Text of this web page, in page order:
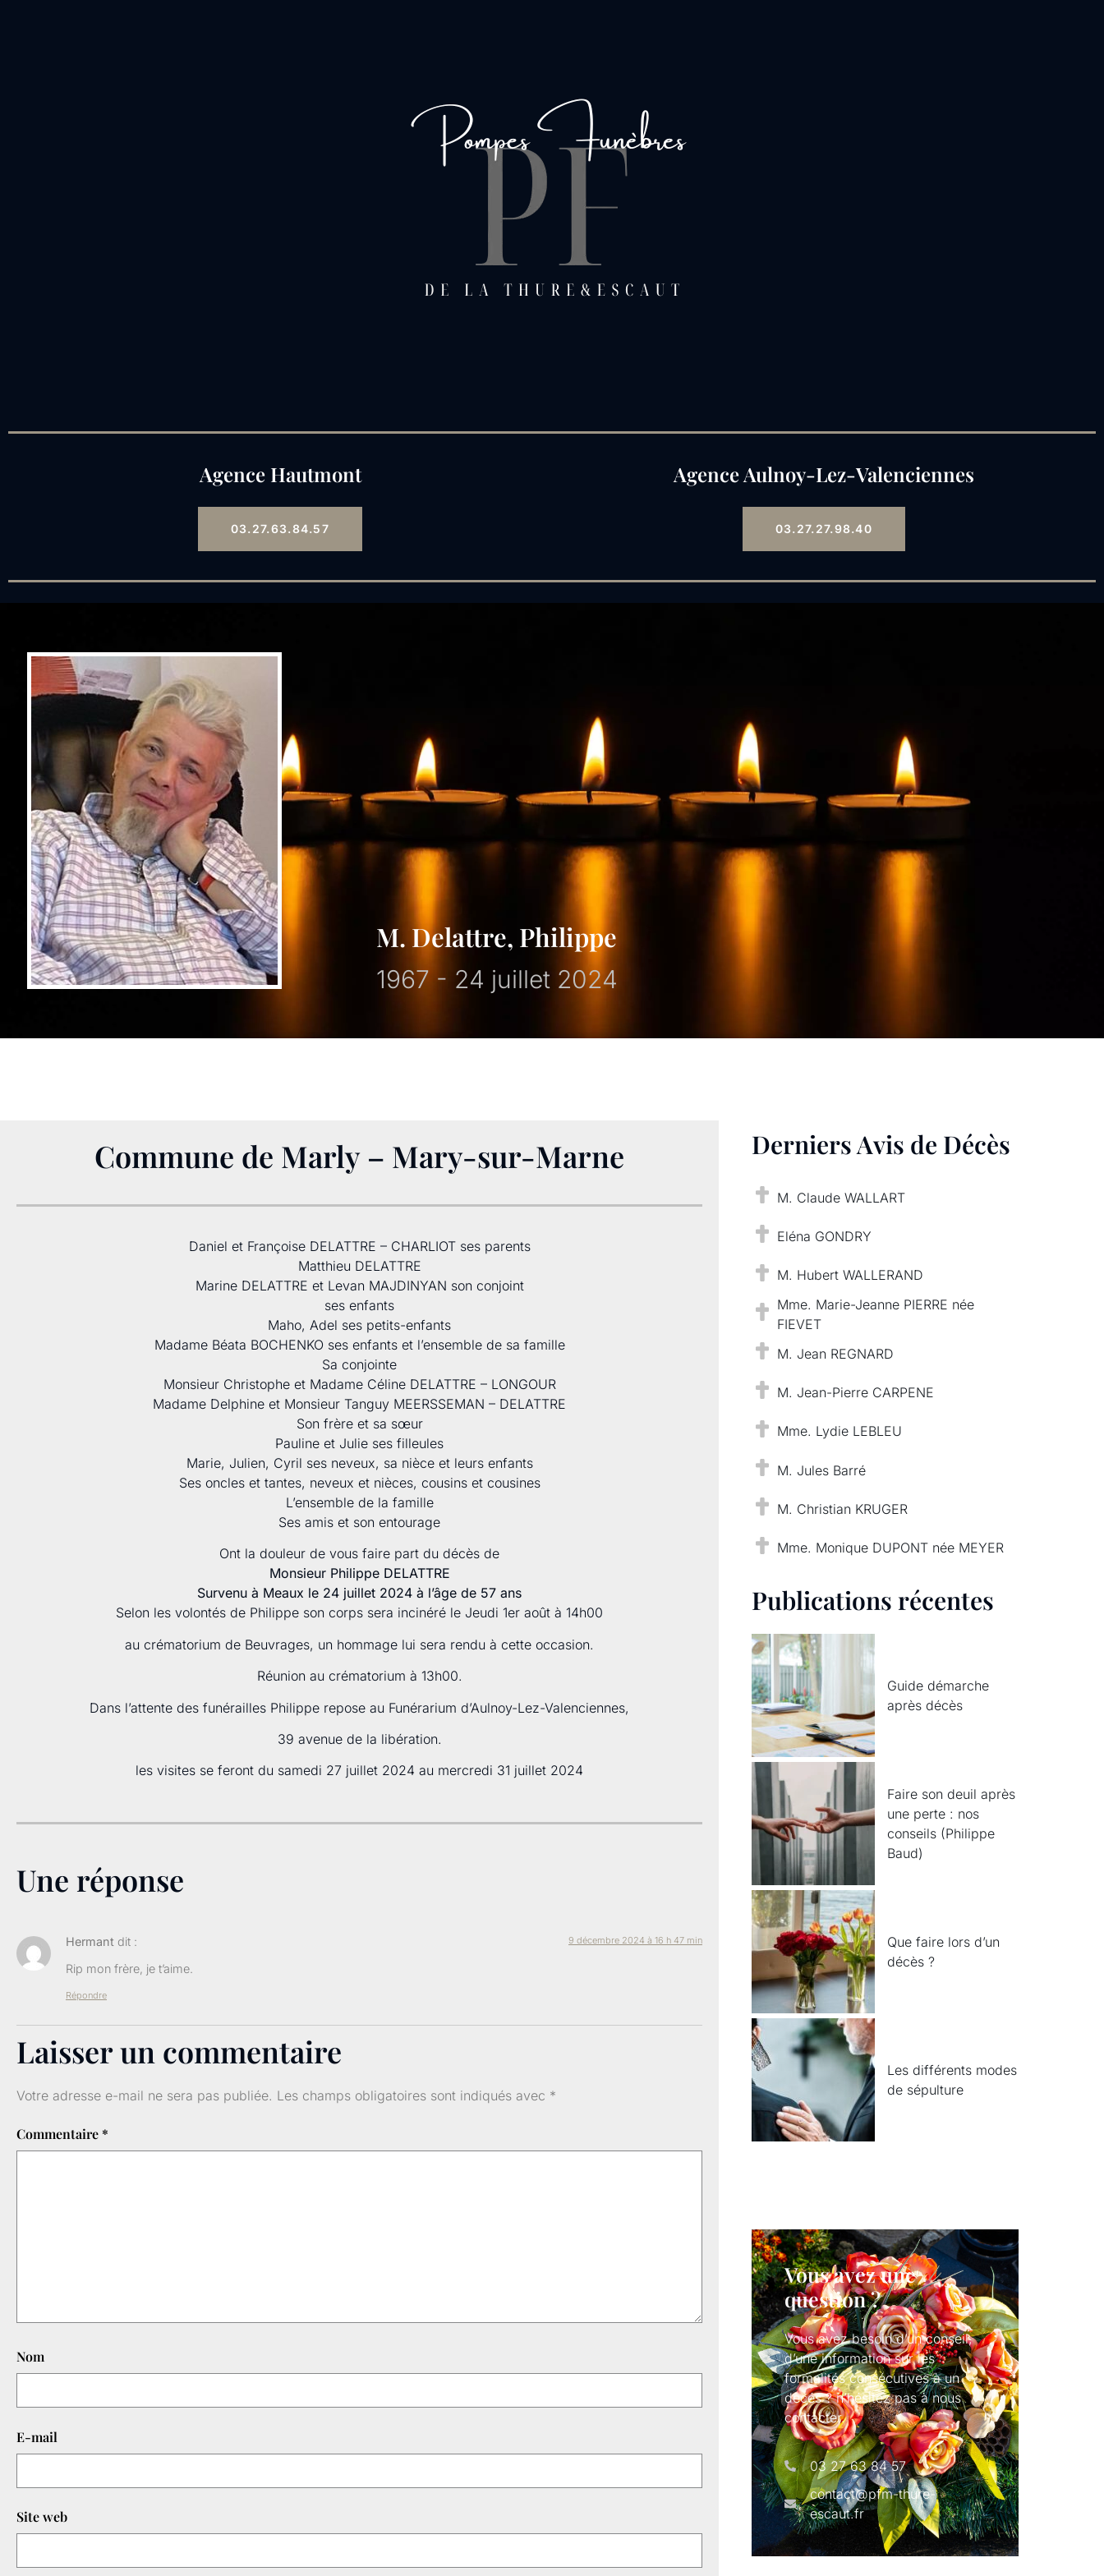
Agence Hautmont Agence Aulnoy-Lez-Valenciennes
03.27.63.84.57 03.27.27.98.40
M. Delattre, Philippe
1967 - 24 juillet 2024
Commune de Marly – Mary-sur-Marne
Daniel et Françoise DELATTRE – CHARLIOT ses parents
Matthieu DELATTRE
Marine DELATTRE et Levan MAJDINYAN son conjoint
ses enfants
Maho, Adel ses petits-enfants
Madame Béata BOCHENKO ses enfants et l’ensemble de sa famille
Sa conjointe
Monsieur Christophe et Madame Céline DELATTRE – LONGOUR
Madame Delphine et Monsieur Tanguy MEERSSEMAN – DELATTRE
Son frère et sa sœur
Pauline et Julie ses filleules
Marie, Julien, Cyril ses neveux, sa nièce et leurs enfants
Ses oncles et tantes, neveux et nièces, cousins et cousines
L’ensemble de la famille
Ses amis et son entourage
Ont la douleur de vous faire part du décès de
Monsieur Philippe DELATTRE
Survenu à Meaux le 24 juillet 2024 à l’âge de 57 ans
Selon les volontés de Philippe son corps sera incinéré le Jeudi 1er août à 14h00
au crématorium de Beuvrages, un hommage lui sera rendu à cette occasion.
Réunion au crématorium à 13h00.
Dans l’attente des funérailles Philippe repose au Funérarium d’Aulnoy-Lez-Valenciennes,
39 avenue de la libération.
les visites se feront du samedi 27 juillet 2024 au mercredi 31 juillet 2024
Une réponse
Hermant dit : 9 décembre 2024 à 16 h 47 min
Rip mon frère, je t’aime.
Répondre
Laisser un commentaire
Votre adresse e-mail ne sera pas publiée. Les champs obligatoires sont indiqués avec *
Commentaire *
Nom
E-mail
Site web
Derniers Avis de Décès
M. Claude WALLART
Eléna GONDRY
M. Hubert WALLERAND
Mme. Marie-Jeanne PIERRE née
FIEVET
M. Jean REGNARD
M. Jean-Pierre CARPENE
Mme. Lydie LEBLEU
M. Jules Barré
M. Christian KRUGER
Mme. Monique DUPONT née MEYER
Publications récentes
Guide démarche
après décès
Faire son deuil après
une perte : nos
conseils (Philippe
Baud)
Que faire lors d’un
décès ?
Les différents modes
de sépulture
Vous avez une
question ?
Vous avez besoin d’un conseil,
d’une information sur les
formalités consécutives à un
dècés ? n’hésitez pas à nous
contacter.
03 27 63 84 57
contact@pfm-thure-
escaut.fr